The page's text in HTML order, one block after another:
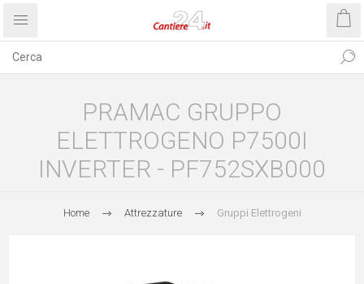
PRAMAC GRUPPO
ELETTROGENO P7500I
INVERTER - PF752SXB000
Home Attrezzature Gruppi Elettrogeni